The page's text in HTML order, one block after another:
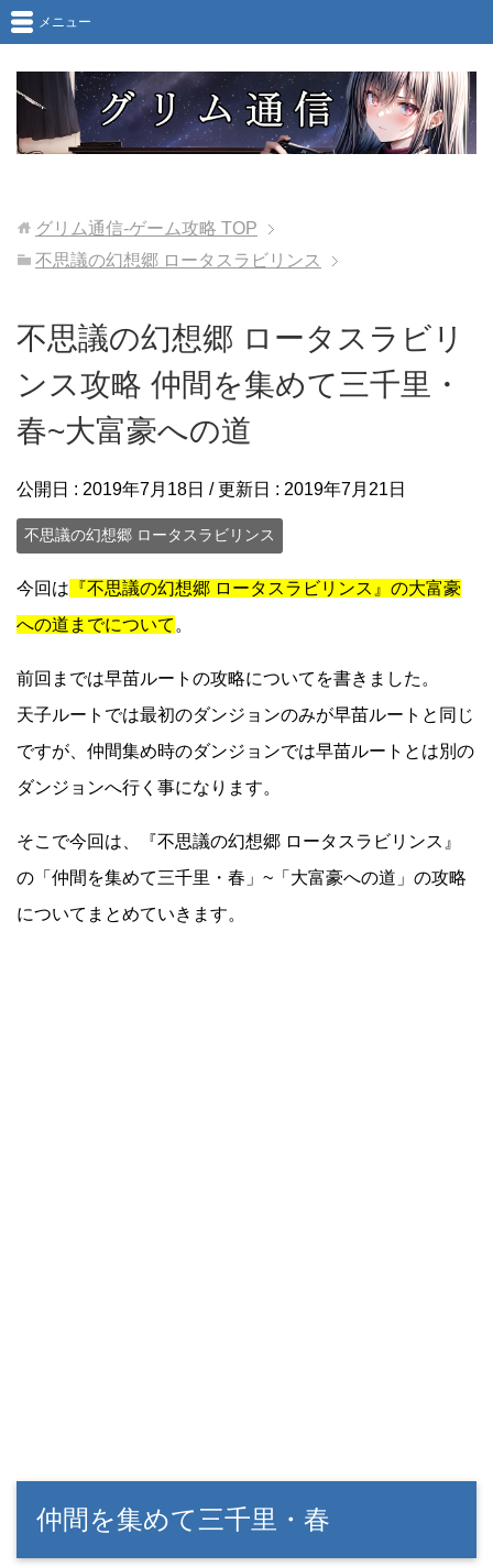
メニュー
グリム通信-ゲーム攻略 TOP
不思議の幻想郷 ロータスラビリンス
不思議の幻想郷 ロータスラビリ
ンス攻略 仲間を集めて三千里・
春~大富豪への道
公開日 : 2019年7月18日 / 更新日 : 2019年7月21日
不思議の幻想郷 ロータスラビリンス
今回は 『不思議の幻想郷 ロータスラビリンス』の大富豪
への道までについて 。
前回までは早苗ルートの攻略についてを書きました。
天子ルートでは最初のダンジョンのみが早苗ルートと同じ
ですが、仲間集め時のダンジョンでは早苗ルートとは別の
ダンジョンへ行く事になります。
そこで今回は、『不思議の幻想郷 ロータスラビリンス』
の「仲間を集めて三千里・春」~「大富豪への道」の攻略
についてまとめていきます。
仲間を集めて三千里・春